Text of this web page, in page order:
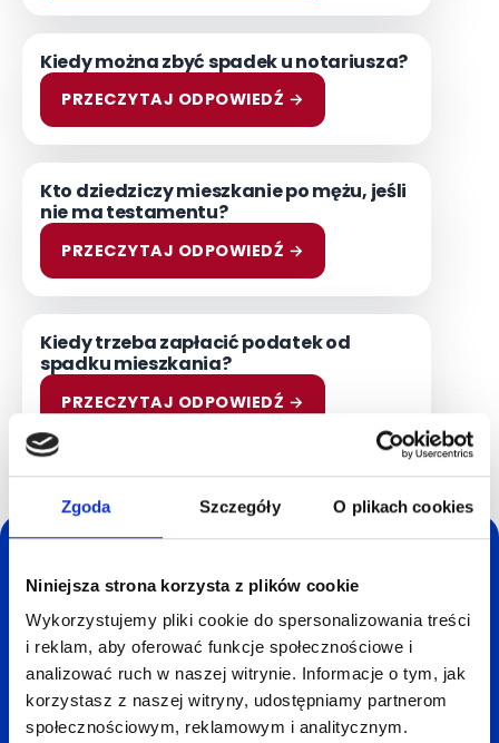
Zgoda Szczegóły O plikach cookies
Niniejsza strona korzysta z plików cookie
Wykorzystujemy pliki cookie do spersonalizowania treści
i reklam, aby oferować funkcje społecznościowe i
analizować ruch w naszej witrynie. Informacje o tym, jak
korzystasz z naszej witryny, udostępniamy partnerom
społecznościowym, reklamowym i analitycznym.
Kiedy można zbyć spadek u notariusza?
PRZECZYTAJ ODPOWIEDŹ →
Kto dziedziczy mieszkanie po mężu, jeśli
nie ma testamentu?
PRZECZYTAJ ODPOWIEDŹ →
Kiedy trzeba zapłacić podatek od
spadku mieszkania?
PRZECZYTAJ ODPOWIEDŹ →
Oszczędź czas i nerwy -
sprzedaj mieszkanie
lub dom do homly!
Wyceniamy mieszkania i domy za darmo, bez
zobowiązań. Wybrane mieszkania i domy